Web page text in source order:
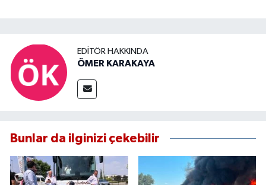
EDITÖR HAKKINDA
ÖMER KARAKAYA
Bunlar da ilginizi çekebilir